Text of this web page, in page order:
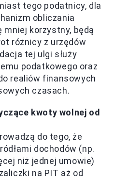
tego podatnicy, dla
obliczania
mniej korzystny, będą
różnicy z urzędów
tej ulgi służy
podatkowego oraz
realiów finansowych
czasach.
kwoty wolnej od
do tego, że
dochodów (np.
niż jednej umowie)
na PIT aż od